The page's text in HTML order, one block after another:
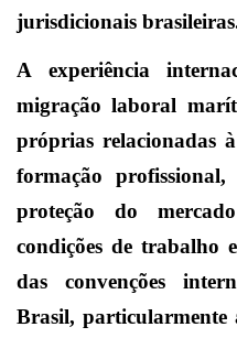
jurisdicionais
A experiência
migração laboral
próprias relacionadas
formação profissional,
proteção do
condições de trabalho
das convenções
Brasil, particularmente